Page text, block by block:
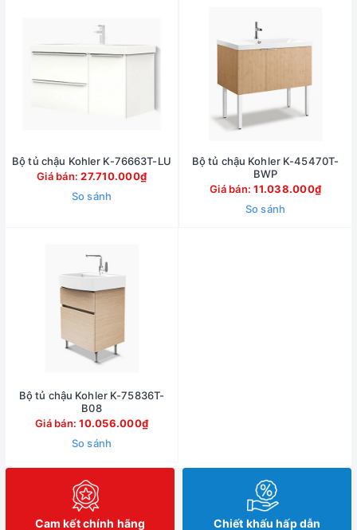
Bộ tủ chậu Kohler K-76663T-LU
Giá bán:27.710.000₫
So sánh
Bộ tủ chậu Kohler K-45470T-
BWP
Giá bán:11.038.000₫
So sánh
Bộ tủ chậu Kohler K-75836T-
B08
Giá bán:10.056.000₫
So sánh
Cam kết chính hãng Chiết khấu hấp dẫn